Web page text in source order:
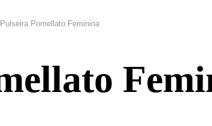
Pulseira Pomellato Feminina